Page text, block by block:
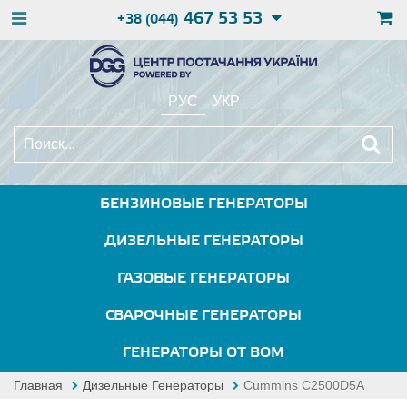
+38 (044) 467 53 53
РУС УКР
БЕНЗИНОВЫЕ ГЕНЕРАТОРЫ
ДИЗЕЛЬНЫЕ ГЕНЕРАТОРЫ
ГАЗОВЫЕ ГЕНЕРАТОРЫ
СВАРОЧНЫЕ ГЕНЕРАТОРЫ
ГЕНЕРАТОРЫ ОТ ВОМ
Главная Дизельные Генераторы Cummins C2500D5A